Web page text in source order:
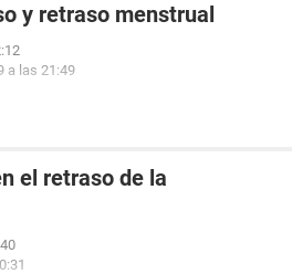
y retraso menstrual
a las 21:49
el retraso de la